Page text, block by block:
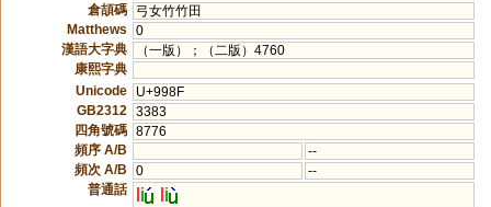
倉頡碼
弓女竹竹田
Matthews
0
漢語大字典
（一版）；（二版）4760
康熙字典
Unicode
U+998F
GB2312
3383
四角號碼 8776
頻序 A/B
--
頻次 A/B
0
--
普通話
li li